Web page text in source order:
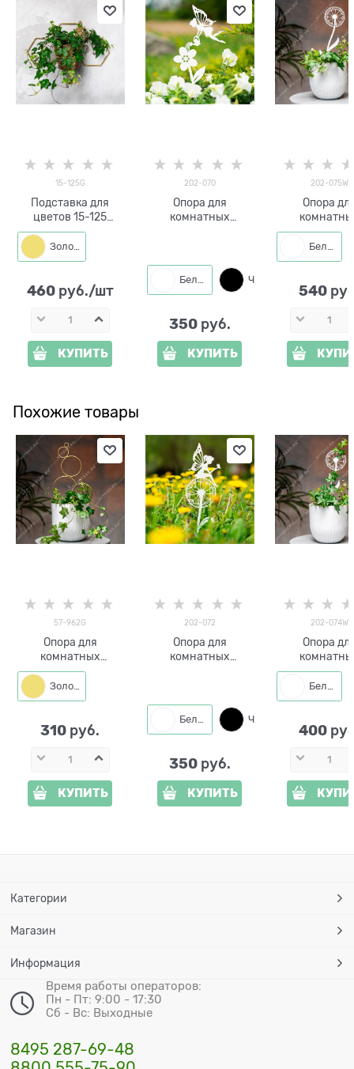
15-125G
Подставка для
цветов 15-125
настенная на одно
кашпо d=14см
Золото
460 руб./шт
КУПИТЬ
202-070
Опора для
комнатных
Белый
350 руб.
КУПИТЬ
202-075W
Опора
Одуванчик
h=50 см
Белый
540
Похожие товары
57-962G
Опора для
комнатных
растений 57-962
h=43 см
Золото
310 руб.
КУПИТЬ
202-072
Опора для
комнатных
Белый
350 руб.
КУПИТЬ
202-074W
Опора
Одуванчик
h=40 см
Белый
400
Категории
Магазин
Информация
Время работы операторов:
Пн - Пт: 9:00 - 17:30
Сб - Вс: Выходные
8495 287-69-48